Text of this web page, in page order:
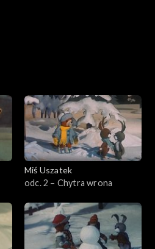
Miś Uszatek
odc. 2 – Chytra wrona